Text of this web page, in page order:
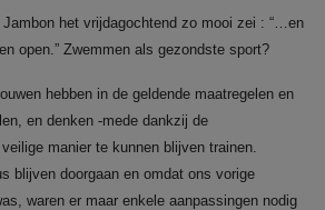
het vrijdagochtend zo mooi zei : “…en
open.” Zwemmen als gezondste sport?
hebben in de geldende maatregelen en
en denken -mede dankzij de
manier te kunnen blijven trainen.
blijven doorgaan en omdat ons vorige
waren er maar enkele aanpassingen nodig